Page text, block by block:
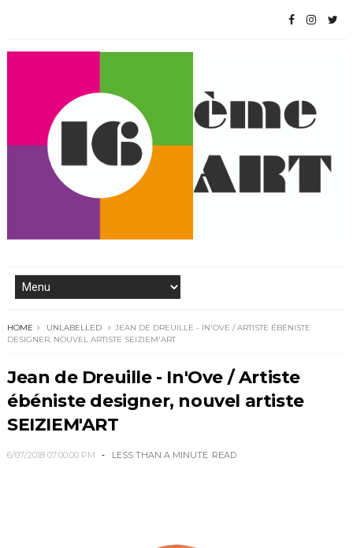
HOME UNLABELLED
JEAN DE DREUILLE - IN'OVE / ARTISTE ÉBÉNISTE
DESIGNER, NOUVEL ARTISTE SEIZIEM'ART
Jean de Dreuille - In'Ove / Artiste
ébéniste designer, nouvel artiste
SEIZIEM'ART
6/07/2018 07:00:00 PM LESS THAN A MINUTE READ